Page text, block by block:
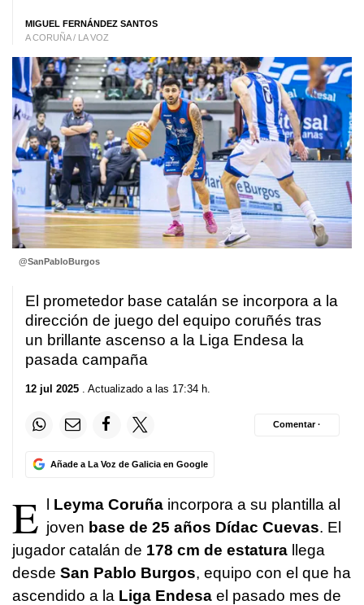
MIGUEL FERNÁNDEZ SANTOS
A CORUÑA / LA VOZ
@SanPabloBurgos
El prometedor base catalán se incorpora a la
dirección de juego del equipo coruñés tras
un brillante ascenso a la Liga Endesa la
pasada campaña
12 jul 2025 . Actualizado a las 17:34 h.
Añade a La Voz de Galicia en Google
Comentar ·
E l Leyma Coruña incorpora a su plantilla al
joven base de 25 años Dídac Cuevas. El
jugador catalán de 178 cm de estatura llega
desde San Pablo Burgos, equipo con el que ha
ascendido a la Liga Endesa el pasado mes de